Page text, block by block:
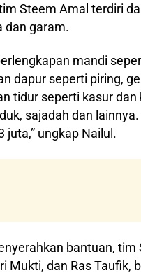
Steem Amal terdiri
dan garam.
mandi
dapur seperti piring,
tidur seperti kasur
sajadah dan
juta,” ungkap Nailul.
bantuan,
Mukti, dan Ras Taufik,